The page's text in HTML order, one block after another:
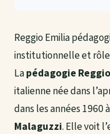
Reggio Emilia
institutionnelle et rôle
Lapédagogie Reggio
italienne née dans
dans les années 1960
Malaguzzi. Elle voit